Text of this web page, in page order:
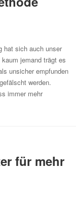
hat sich auch unser
jemand trägt es
unsicher empfunden
werden.
immer mehr
für mehr